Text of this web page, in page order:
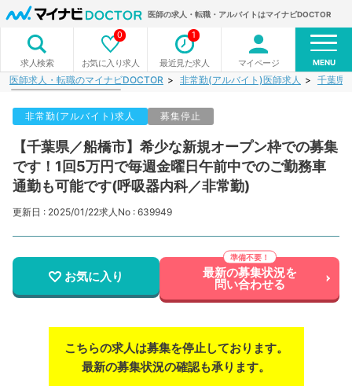
医師の求人・転職・アルバイトはマイナビDOCTOR
求人検索 お気に入り求人
0
最近見た求人
1
マイページ MENU
医師求人・転職のマイナビDOCTOR 非常勤(アルバイト)医師求人 千葉県
非常勤(アルバイト)求人 募集停止
【千葉県／船橋市】希少な新規オープン枠での募集
です！1回5万円で毎週金曜日午前中でのご勤務車
通勤も可能です(呼吸器内科／非常勤)
更新日 : 2025/01/22求人No : 639949
お気に入り 最新の募集状況を
問い合わせる
こちらの求人は募集を停止しております。
最新の募集状況の確認も承ります。